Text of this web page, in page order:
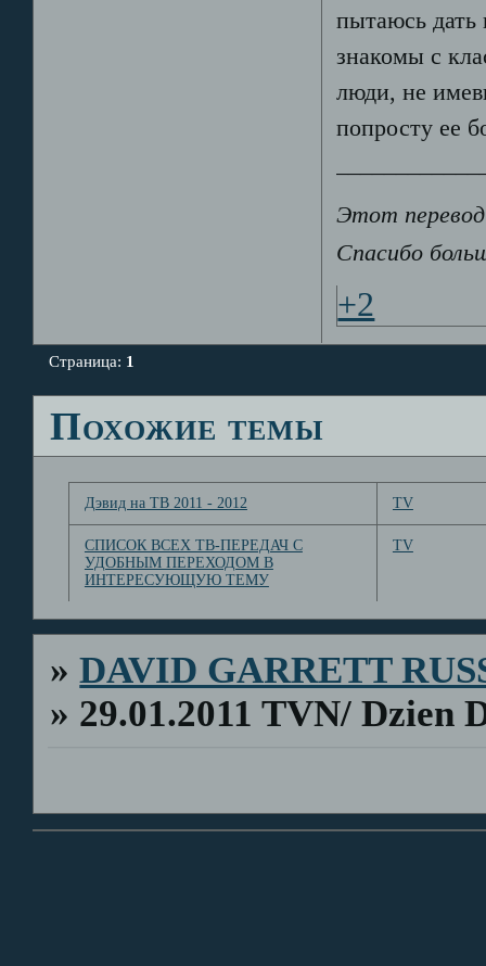
пытаюсь дать
знакомы с
люди, не
попросту ее
Этот
Спасибо
+2
Страница: 1
Похожие темы
Дэвид на ТВ 2011 - 2012 TV
СПИСОК ВСЕХ ТВ-ПЕРЕДАЧ С
УДОБНЫМ ПЕРЕХОДОМ В
ИНТЕРЕСУЮЩУЮ ТЕМУ
TV
»DAVID GARRETT
» 29.01.2011 TVN/